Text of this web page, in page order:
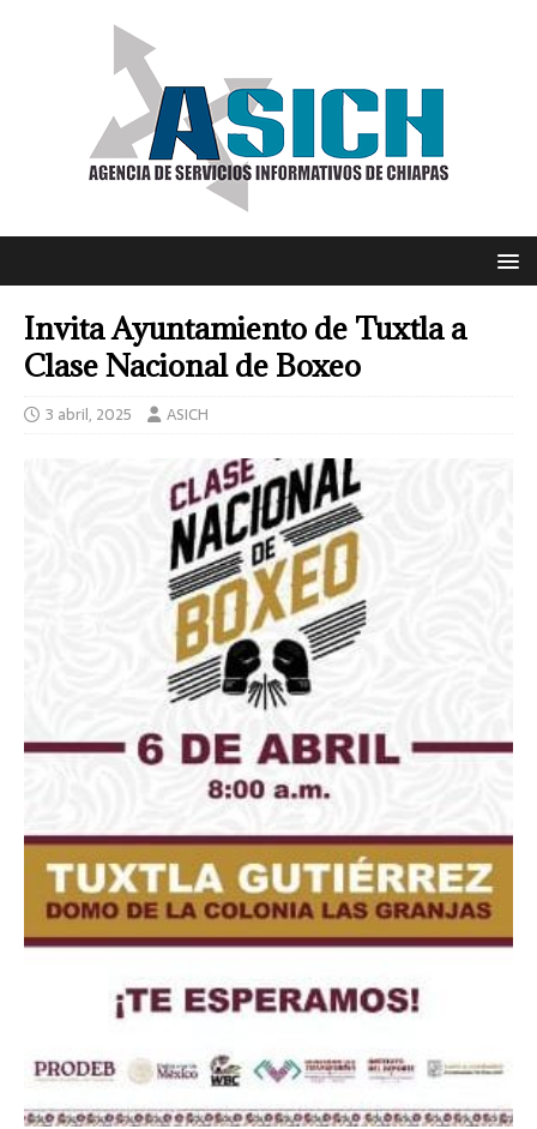
Invita Ayuntamiento de Tuxtla a
Clase Nacional de Boxeo
3 abril, 2025 ASICH